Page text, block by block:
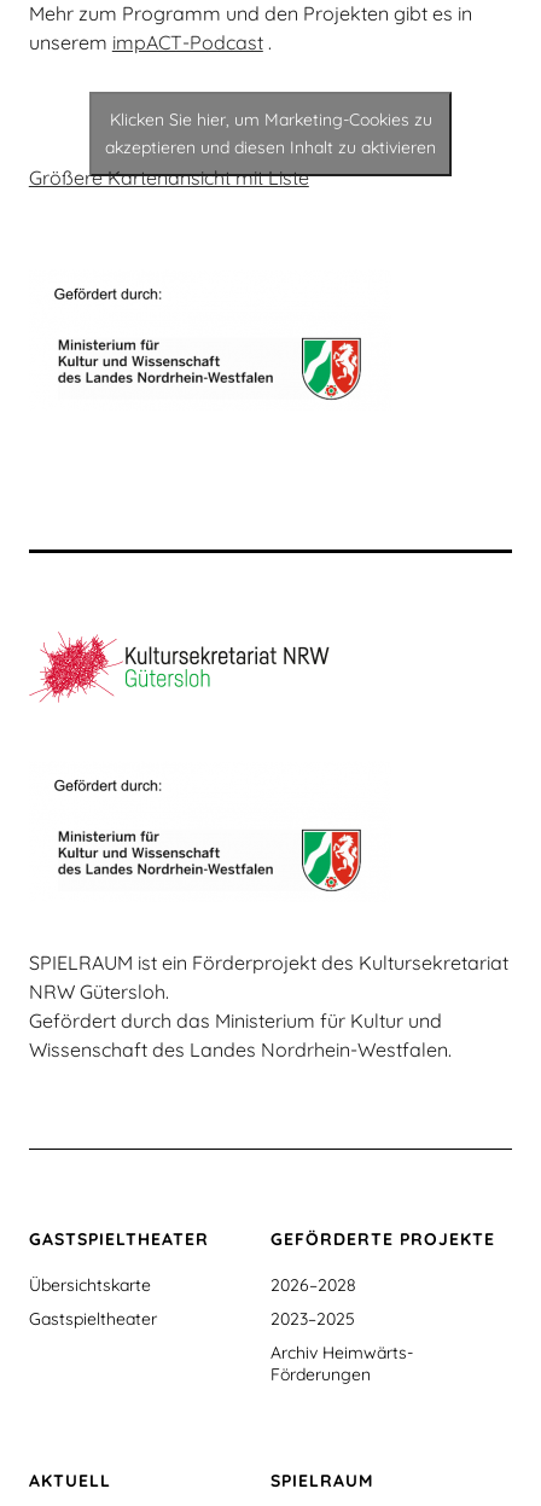
Mehr zum Programm und den Projekten gibt es in
unserem impACT-Podcast.
Klicken Sie hier, um Marketing-Cookies zu
akzeptieren und diesen Inhalt zu aktivieren
Größere Kartenansicht mit Liste
SPIELRAUM ist ein Förderprojekt des Kultursekretariat
NRW Gütersloh.
Gefördert durch das Ministerium für Kultur und
Wissenschaft des Landes Nordrhein-Westfalen.
GASTSPIEL­THEATER
Übersichtskarte
Gastspieltheater
GEFÖRDERTE PROJEKTE
2026–2028
2023–2025
Archiv Heimwärts-
Förderungen
AKTUELL SPIELRAUM